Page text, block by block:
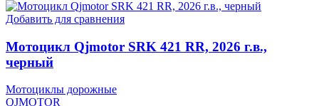
Добавить для сравнения
Мотоцикл Qjmotor SRK 421 RR, 2026 г.в.,
черный
Мотоциклы дорожные
QJMOTOR